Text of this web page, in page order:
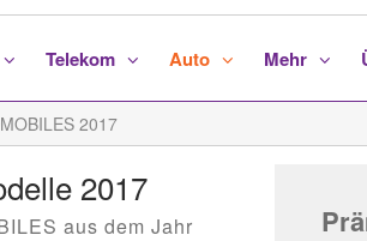
Telekom Auto Mehr
2017
2017
aus dem Jahr